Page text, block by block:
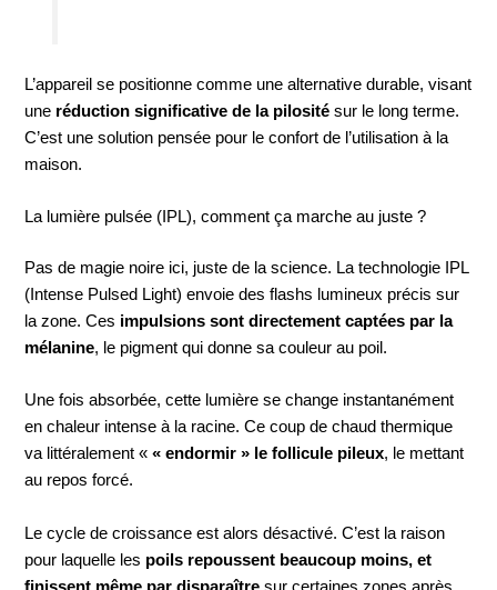
L’appareil se positionne comme une alternative durable, visant
une réduction significative de la pilosité sur le long terme.
C’est une solution pensée pour le confort de l’utilisation à la
maison.
La lumière pulsée (IPL), comment ça marche au juste ?
Pas de magie noire ici, juste de la science. La technologie IPL
(Intense Pulsed Light) envoie des flashs lumineux précis sur
la zone. Ces impulsions sont directement captées par la
mélanine, le pigment qui donne sa couleur au poil.
Une fois absorbée, cette lumière se change instantanément
en chaleur intense à la racine. Ce coup de chaud thermique
va littéralement «« endormir » le follicule pileux, le mettant
au repos forcé.
Le cycle de croissance est alors désactivé. C’est la raison
pour laquelle les poils repoussent beaucoup moins, et
finissent même par disparaître sur certaines zones après